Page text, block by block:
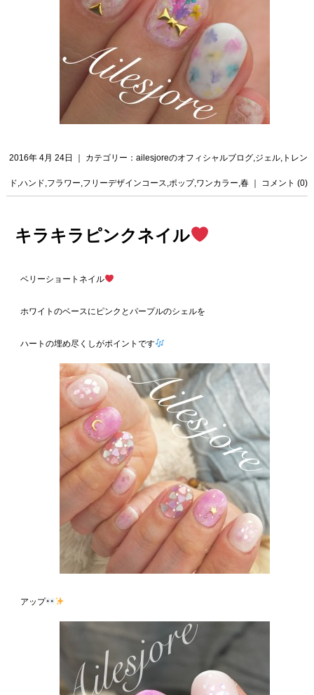
2016年 4月 24日 ｜ カテゴリー：ailesjoreのオフィシャルブログ,ジェル, トレン
ド,ハンド,フラワー,フリーデザインコース,ポップ,ワンカラー,春 コメント (0)
キラキラピンクネイル
ベリーショートネイル
ホワイトのベースにピンクとパープルのシェルを
ハートの埋め尽くしがポイントです
アップ